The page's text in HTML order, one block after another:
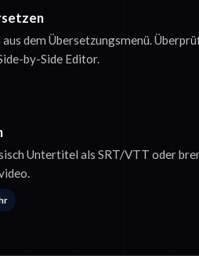
dem Übersetzungsmenü.
by-Side Editor.
Untertitel als SRT/VTT oder